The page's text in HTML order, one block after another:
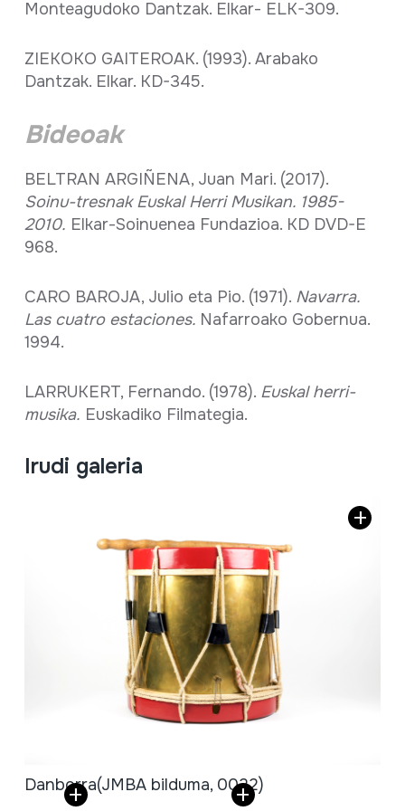
Monteagudoko Dantzak. Elkar- ELK-309.
ZIEKOKO GAITEROAK. (1993). Arabako
Dantzak. Elkar. KD-345.
Bideoak
BELTRAN ARGIÑENA, Juan Mari. (2017).
Soinu-tresnak Euskal Herri Musikan. 1985-
2010. Elkar-Soinuenea Fundazioa. KD DVD-E
968.
CARO BAROJA, Julio eta Pio. (1971). Navarra.
Las cuatro estaciones. Nafarroako Gobernua.
1994.
LARRUKERT, Fernando. (1978). Euskal herri-
musika. Euskadiko Filmategia.
Irudi galeria
Danborra(JMBA bilduma, 0022)